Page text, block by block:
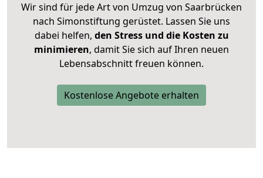
Wir sind für jede Art von Umzug von Saarbrücken
nach Simonstiftung gerüstet. Lassen Sie uns
dabei helfen, den Stress und die Kosten zu
minimieren, damit Sie sich auf Ihren neuen
Lebensabschnitt freuen können.
Kostenlose Angebote erhalten